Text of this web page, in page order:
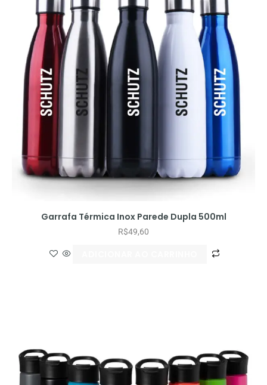
Garrafa Térmica Inox Parede Dupla 500ml
R$49,60